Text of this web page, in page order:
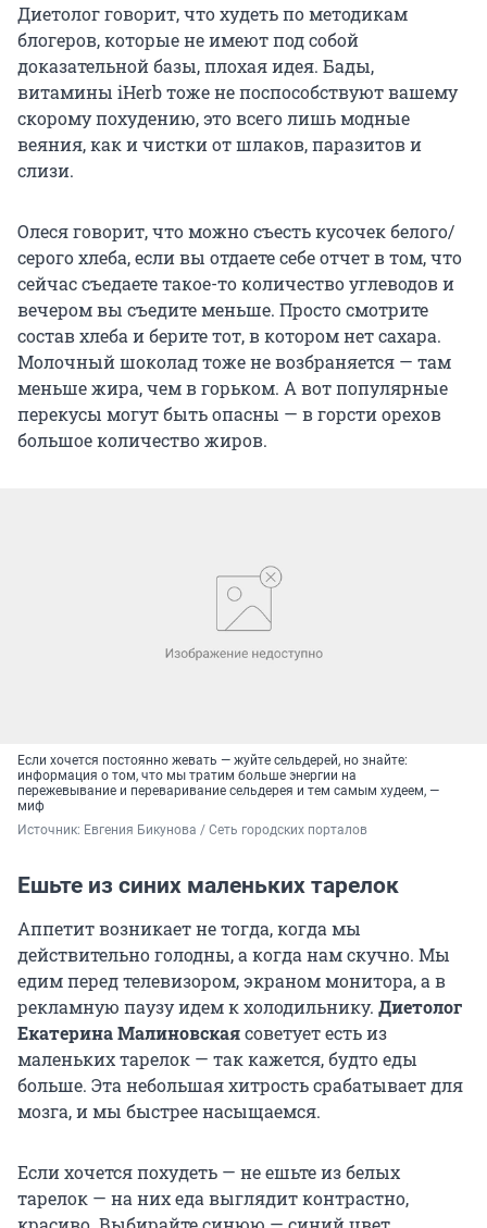
Диетолог говорит, что худеть по методикам
блогеров, которые не имеют под собой
доказательной базы, плохая идея. Бады,
витамины iHerb тоже не поспособствуют вашему
скорому похудению, это всего лишь модные
веяния, как и чистки от шлаков, паразитов и
слизи.
Олеся говорит, что можно съесть кусочек белого/
серого хлеба, если вы отдаете себе отчет в том, что
сейчас съедаете такое-то количество углеводов и
вечером вы съедите меньше. Просто смотрите
состав хлеба и берите тот, в котором нет сахара.
Молочный шоколад тоже не возбраняется — там
меньше жира, чем в горьком. А вот популярные
перекусы могут быть опасны — в горсти орехов
большое количество жиров.
Если хочется постоянно жевать — жуйте сельдерей, но знайте:
информация о том, что мы тратим больше энергии на
пережевывание и переваривание сельдерея и тем самым худеем, —
миф
Источник: Евгения Бикунова / Сеть городских порталов
Ешьте из синих маленьких тарелок
Аппетит возникает не тогда, когда мы
действительно голодны, а когда нам скучно. Мы
едим перед телевизором, экраном монитора, а в
рекламную паузу идем к холодильнику. Диетолог
Екатерина Малиновскаясоветует есть из
маленьких тарелок — так кажется, будто еды
больше. Эта небольшая хитрость срабатывает для
мозга, и мы быстрее насыщаемся.
Если хочется похудеть — не ешьте из белых
тарелок — на них еда выглядит контрастно,